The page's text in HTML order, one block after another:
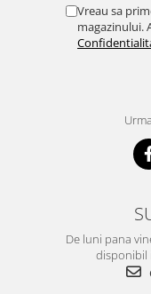
Vreau sa
magazinului.
De luni pana
disponibil